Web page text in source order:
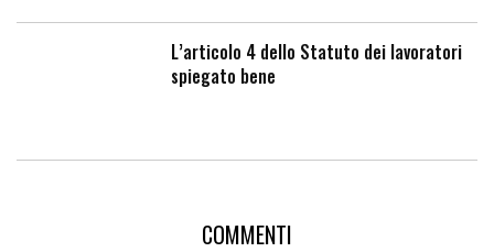
L’articolo 4 dello Statuto dei lavoratori
spiegato bene
COMMENTI